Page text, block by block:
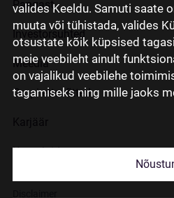
valides Keeldu. Samuti saate
muuta või tühistada, valides
otsustate kõik küpsised
meie veebileht ainult
on vajalikud veebilehe
tagamiseks ning mille jaoks
Pangast
Investorsuhted
Meedia
Grupi ettevõtted
Kontaktid